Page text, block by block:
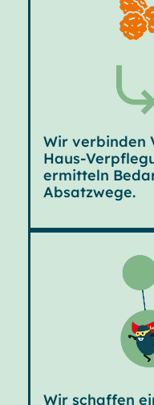
Wir verbinden
Haus-
ermitteln
Absatzwege.
Wir schaffen